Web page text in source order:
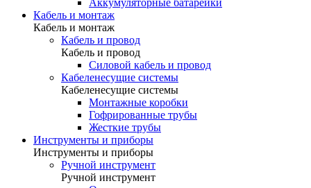
Кабель и монтаж
Кабель и монтаж
Кабель и провод
Кабель и провод
Силовой кабель и провод
Кабеленесущие системы
Кабеленесущие системы
Монтажные коробки
Гофрированные трубы
Жесткие трубы
Инструменты и приборы
Инструменты и приборы
Ручной инструмент
Ручной инструмент